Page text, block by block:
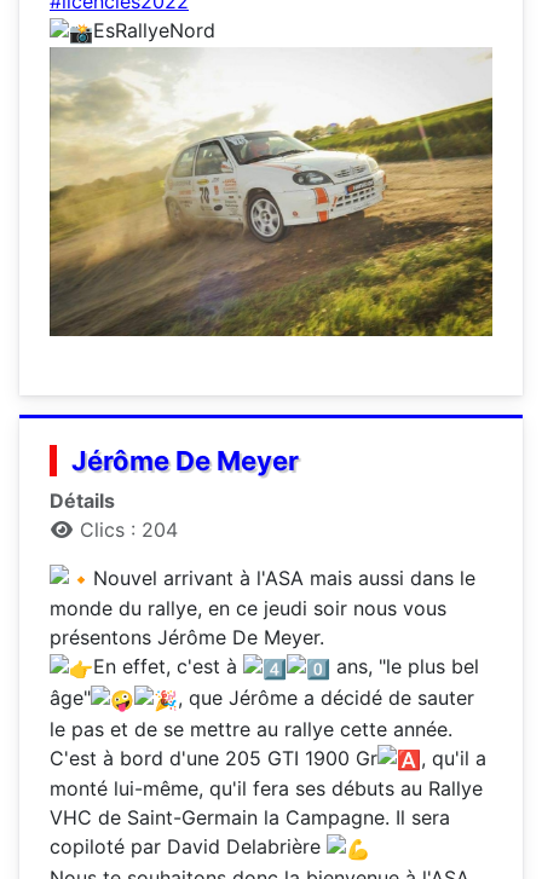
EsRallyeNord
Jérôme De Meyer
Détails
Clics : 204
Nouvel arrivant à l'ASA mais aussi dans le
monde du rallye, en ce jeudi soir nous vous
présentons Jérôme De Meyer.
En effet, c'est à
ans, "le plus bel
âge"
, que Jérôme a décidé de sauter
le pas et de se mettre au rallye cette année.
C'est à bord d'une 205 GTI 1900 Gr
, qu'il a
monté lui-même, qu'il fera ses débuts au Rallye
VHC de Saint-Germain la Campagne. Il sera
copiloté par David Delabrière